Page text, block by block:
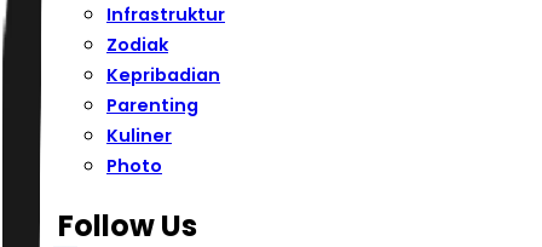
Infrastruktur
Zodiak
Kepribadian
Parenting
Kuliner
Photo
Follow Us